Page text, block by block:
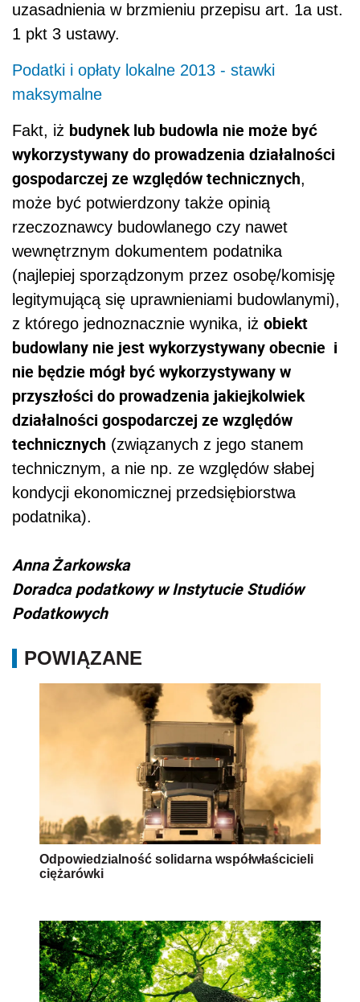
uzasadnienia w brzmieniu przepisu art. 1a ust.
1 pkt 3 ustawy.
Podatki i opłaty lokalne 2013 - stawki
maksymalne
Fakt, iż budynek lub budowla nie może być
wykorzystywany do prowadzenia działalności
gospodarczej ze względów technicznych,
może być potwierdzony także opinią
rzeczoznawcy budowlanego czy nawet
wewnętrznym dokumentem podatnika
(najlepiej sporządzonym przez osobę/komisję
legitymującą się uprawnieniami budowlanymi),
z którego jednoznacznie wynika, iż obiekt
budowlany nie jest wykorzystywany obecnie i
nie będzie mógł być wykorzystywany w
przyszłości do prowadzenia jakiejkolwiek
działalności gospodarczej ze względów
technicznych (związanych z jego stanem
technicznym, a nie np. ze względów słabej
kondycji ekonomicznej przedsiębiorstwa
podatnika).
Anna Żarkowska
Doradca podatkowy w Instytucie Studiów
Podatkowych
POWIĄZANE
Odpowiedzialność solidarna współwłaścicieli
ciężarówki